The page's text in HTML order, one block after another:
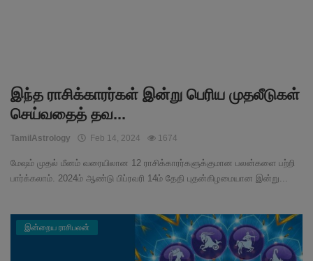
இந்த ராசிக்காரர்கள் இன்று பெரிய முதலீடுகள்
செய்வதைத் தவ...
TamilAstrology Feb 14, 2024 1674
மேஷம் முதல் மீனம் வரையிலான 12 ராசிக்காரர்களுக்குமான பலன்களை பற்றி
பார்க்கலாம். 2024ம் ஆண்டு பிப்ரவரி 14ம் தேதி புதன்கிழமையான இன்று...
இன்றைய ராசிபலன்